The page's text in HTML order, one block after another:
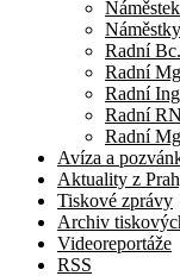
Radní
Radní
Radní
Radní
Radní
Avíza a
Aktuality z
Tiskové zprávy
Archiv
Videoreportáže
RSS